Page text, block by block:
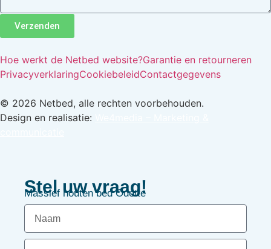
Verzenden
Hoe werkt de Netbed website?Garantie en retourneren
PrivacyverklaringCookiebeleidContactgegevens
© 2026 Netbed, alle rechten voorbehouden.
Design en realisatie:
Stel uw vraag!
Massief houten bed Odette